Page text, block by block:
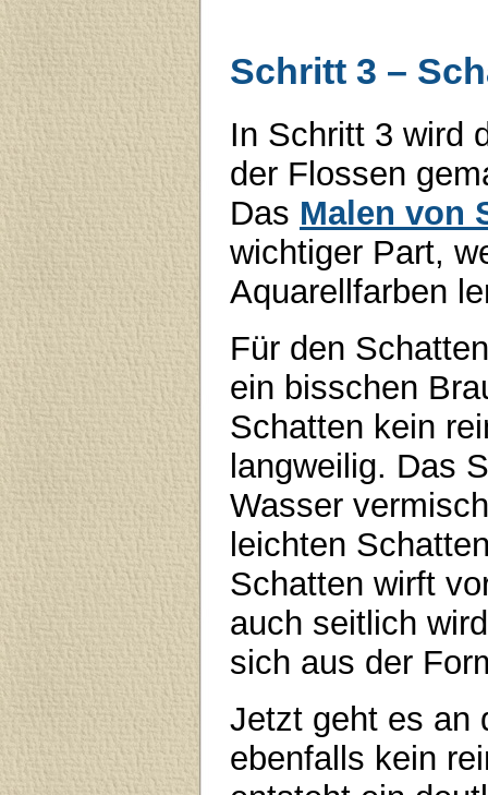
Schritt 3 –
In Schritt 3 wird
der Flossen
Das Malen von
wichtiger Part,
Aquarellfarben
Für den
ein bisschen
Schatten kein
langweilig. Das
Wasser
leichten
Schatten wirft
auch seitlich
sich aus der
Jetzt geht es an
ebenfalls kein